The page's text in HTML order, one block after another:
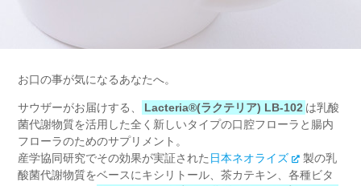
お口の事が気になるあなたへ。
サウザーがお届けする、
Lacteria®︎(ラクテリア) LB-102 は乳酸
菌代謝物質を活用した全く新しいタイプの口腔フローラと腸内
フローラのためのサプリメント。
産学協同研究でその効果が実証された日本ネオライズ
製の乳
酸菌代謝物質をベースにキシリトール、茶カテキン、各種ビタ